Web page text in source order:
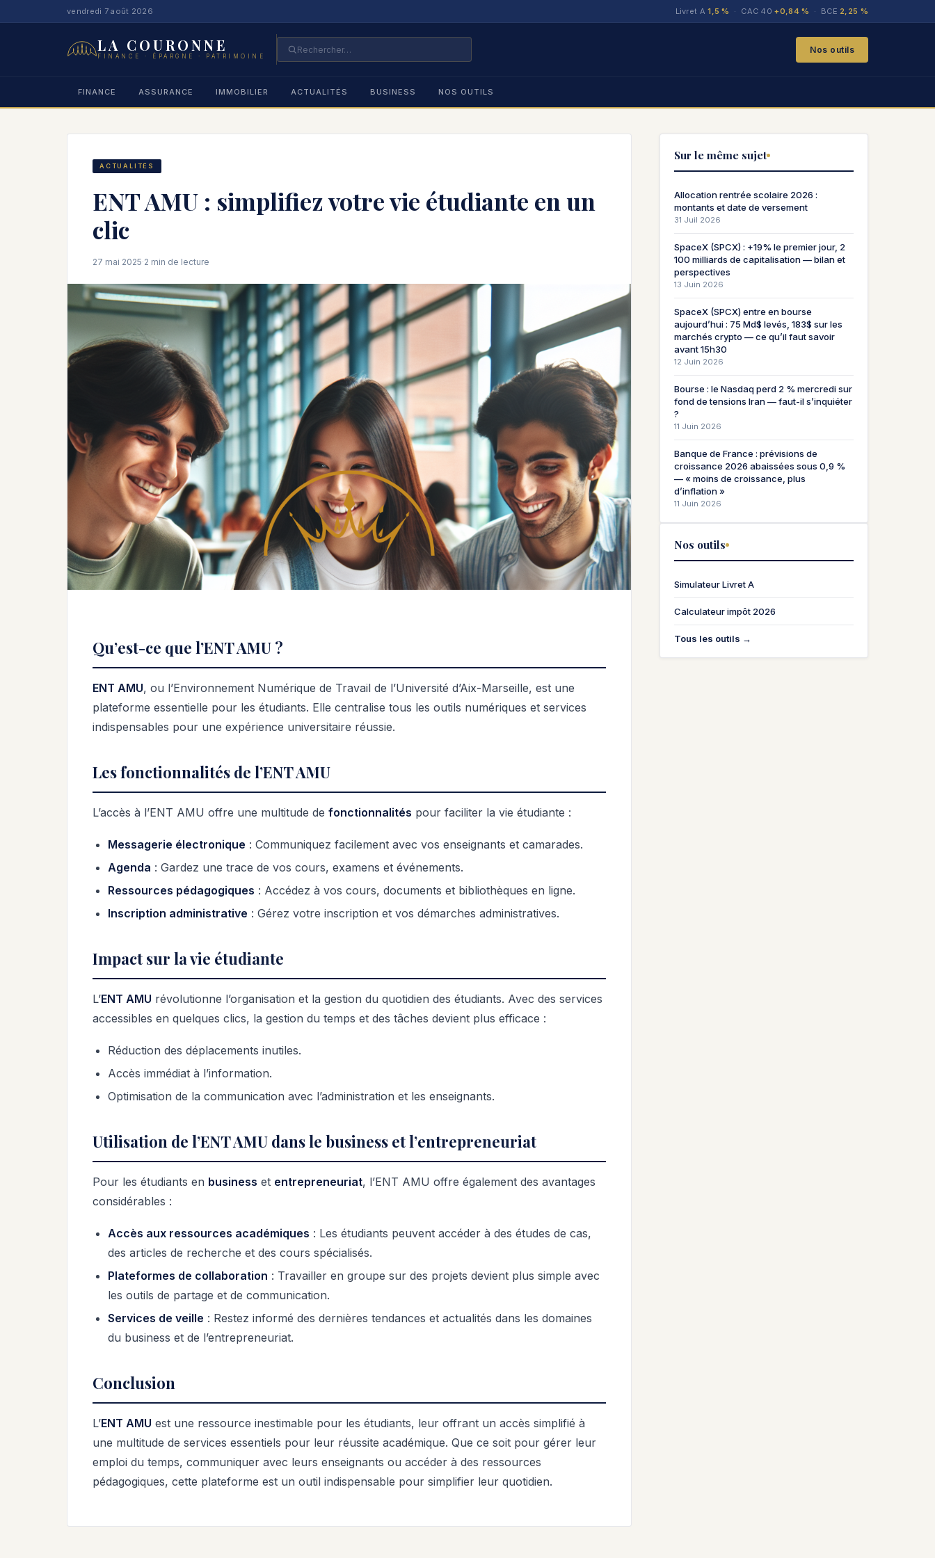
vendredi 7 août 2026 Livret A1,5 % · CAC 40+0,84 % · BCE 2,25 %
LA COURONNE
FINANCE · ÉPARGNE · PATRIMOINE
Nos outils
FINANCE ASSURANCE IMMOBILIER ACTUALITÉS BUSINESS NOS OUTILS
ACTUALITÉS
ENT AMU : simplifiez votre vie étudiante en un
clic
27 mai 2025·2 min de lecture
Qu’est-ce que l’ENT AMU ?
ENT AMU, ou l’Environnement Numérique de Travail de l’Université d’Aix-Marseille, est une
plateforme essentielle pour les étudiants. Elle centralise tous les outils numériques et services
indispensables pour une expérience universitaire réussie.
Les fonctionnalités de l’ENT AMU
L’accès à l’ENT AMU offre une multitude de fonctionnalités pour faciliter la vie étudiante :
Messagerie électronique : Communiquez facilement avec vos enseignants et camarades.
Agenda : Gardez une trace de vos cours, examens et événements.
Ressources pédagogiques : Accédez à vos cours, documents et bibliothèques en ligne.
Inscription administrative : Gérez votre inscription et vos démarches administratives.
Impact sur la vie étudiante
L’ENT AMU révolutionne l’organisation et la gestion du quotidien des étudiants. Avec des services
accessibles en quelques clics, la gestion du temps et des tâches devient plus efficace :
Réduction des déplacements inutiles.
Accès immédiat à l’information.
Optimisation de la communication avec l’administration et les enseignants.
Utilisation de l’ENT AMU dans le business et l’entrepreneuriat
Pour les étudiants en business et entrepreneuriat, l’ENT AMU offre également des avantages
considérables :
Accès aux ressources académiques : Les étudiants peuvent accéder à des études de cas,
des articles de recherche et des cours spécialisés.
Plateformes de collaboration : Travailler en groupe sur des projets devient plus simple avec
les outils de partage et de communication.
Services de veille : Restez informé des dernières tendances et actualités dans les domaines
du business et de l’entrepreneuriat.
Conclusion
L’ENT AMU est une ressource inestimable pour les étudiants, leur offrant un accès simplifié à
une multitude de services essentiels pour leur réussite académique. Que ce soit pour gérer leur
emploi du temps, communiquer avec leurs enseignants ou accéder à des ressources
pédagogiques, cette plateforme est un outil indispensable pour simplifier leur quotidien.
Sur le même sujet
Allocation rentrée scolaire 2026 :
montants et date de versement
31 Juil 2026
SpaceX (SPCX) : +19% le premier jour, 2
100 milliards de capitalisation — bilan et
perspectives
13 Juin 2026
SpaceX (SPCX) entre en bourse
aujourd’hui : 75 Md$ levés, 183$ sur les
marchés crypto — ce qu’il faut savoir
avant 15h30
12 Juin 2026
Bourse : le Nasdaq perd 2 % mercredi sur
fond de tensions Iran — faut-il s’inquiéter
?
11 Juin 2026
Banque de France : prévisions de
croissance 2026 abaissées sous 0,9 %
— « moins de croissance, plus
d’inflation »
11 Juin 2026
Nos outils
Simulateur Livret A
Calculateur impôt 2026
Tous les outils →